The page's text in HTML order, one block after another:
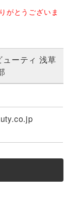
がとうございま
ーティ 浅草